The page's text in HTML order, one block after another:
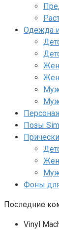
Одежда
Позы
Фоны
Последние
Vinyl